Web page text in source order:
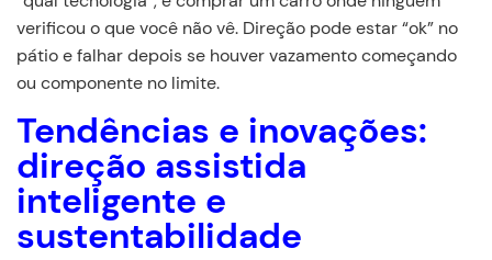
verificou o que você não vê. Direção pode estar “ok” no
pátio e falhar depois se houver vazamento começando
ou componente no limite.
Tendências e inovações:
direção assistida
inteligente e
sustentabilidade